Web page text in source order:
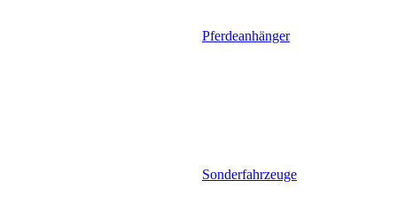
Pferdeanhänger
Sonderfahrzeuge